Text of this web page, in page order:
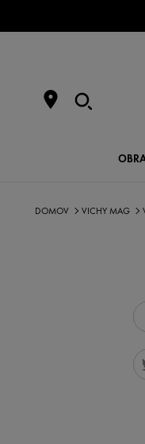
DOMOV VICHY MAG